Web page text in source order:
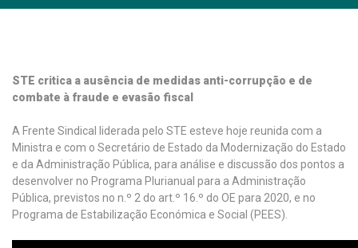
STE critica a ausência de medidas anti-corrupção e de
combate à fraude e evasão fiscal
A Frente Sindical liderada pelo STE esteve hoje reunida com a
Ministra e com o Secretário de Estado da Modernização do Estado
e da Administração Pública, para análise e discussão dos pontos a
desenvolver no Programa Plurianual para a Administração
Pública, previstos no n.º 2 do art.º 16.º do OE para 2020, e no
Programa de Estabilização Económica e Social (PEES).